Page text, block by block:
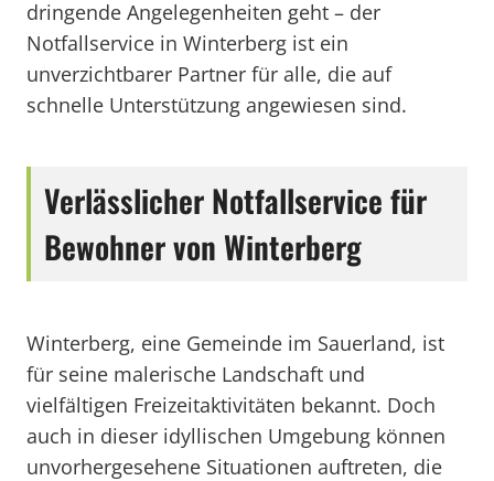
dringende Angelegenheiten geht – der
Notfallservice in Winterberg ist ein
unverzichtbarer Partner für alle, die auf
schnelle Unterstützung angewiesen sind.
Verlässlicher Notfallservice für
Bewohner von Winterberg
Winterberg, eine Gemeinde im Sauerland, ist
für seine malerische Landschaft und
vielfältigen Freizeitaktivitäten bekannt. Doch
auch in dieser idyllischen Umgebung können
unvorhergesehene Situationen auftreten, die